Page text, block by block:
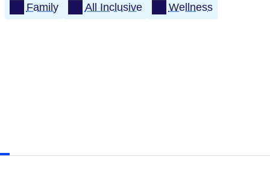
Family All Inclusive Wellness